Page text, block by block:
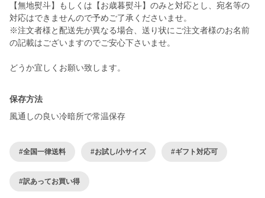
【無地熨斗】もしくは【お歳暮熨斗】のみと対応とし、宛名等の
対応はできませんので予めご了承くださいませ。
※注文者様と配送先が異なる場合、送り状にご注文者様のお名前
の記載はございますのでご安心下さいませ。
どうか宜しくお願い致します。
保存方法
風通しの良い冷暗所で常温保存
#全国一律送料 #お試し/小サイズ #ギフト対応可
#訳あってお買い得